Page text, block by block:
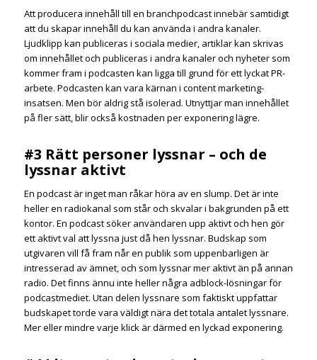
Att producera innehåll till en branchpodcast innebär samtidigt
att du skapar innehåll du kan använda i andra kanaler.
Ljudklipp kan publiceras i sociala medier, artiklar kan skrivas
om innehållet och publiceras i andra kanaler och nyheter som
kommer fram i podcasten kan ligga till grund för ett lyckat PR-
arbete. Podcasten kan vara kärnan i content marketing-
insatsen. Men bör aldrig stå isolerad. Utnyttjar man innehållet
på fler sätt, blir också kostnaden per exponering lägre.
#3 Rätt personer lyssnar – och de
lyssnar aktivt
En podcast är inget man råkar höra av en slump. Det är inte
heller en radiokanal som står och skvalar i bakgrunden på ett
kontor. En podcast söker användaren upp aktivt och hen gör
ett aktivt val att lyssna just då hen lyssnar. Budskap som
utgivaren vill få fram når en publik som uppenbarligen är
intresserad av ämnet, och som lyssnar mer aktivt än på annan
radio. Det finns ännu inte heller några adblock-lösningar för
podcastmediet. Utan delen lyssnare som faktiskt uppfattar
budskapet torde vara väldigt nära det totala antalet lyssnare.
Mer eller mindre varje klick är därmed en lyckad exponering.